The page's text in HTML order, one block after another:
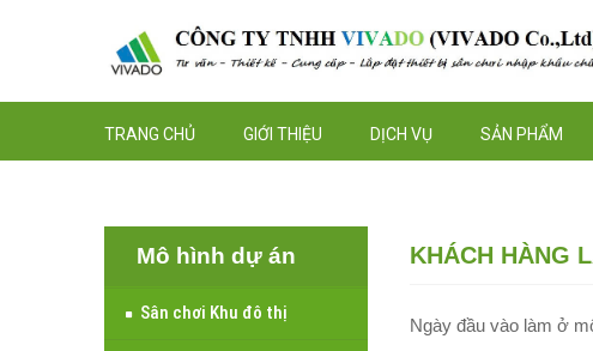
TRANG CHỦ GIỚI THIỆU DỊCH VỤ SẢN PHẨM
Mô hình dự án
Sân chơi Khu đô thị
KHÁCH HÀNG
Ngày đầu vào làm ở